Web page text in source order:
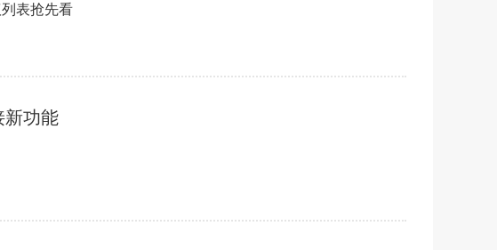
表抢先看
新功能